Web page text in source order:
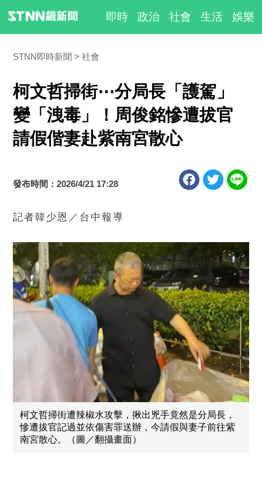
即時 政治 社會 生活 娛樂
STNN即時新聞 社會
柯文哲掃街⋯分局長「護駕」
變「洩毒」！周俊銘慘遭拔官
請假偕妻赴紫南宮散心
發布時間：2026/4/21 17:28
記者韓少恩／台中報導
柯文哲掃街遭辣椒水攻擊，揪出兇手竟然是分局長，
慘遭拔官記過並依傷害罪送辦，今請假與妻子前往紫
南宮散心。（圖／翻攝畫面）